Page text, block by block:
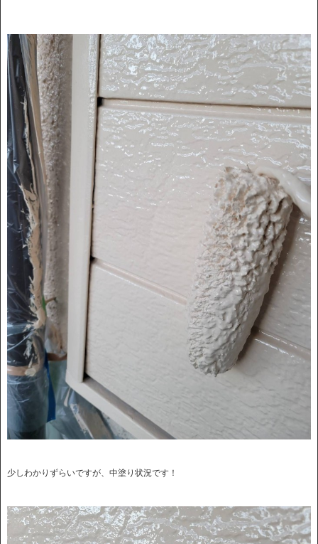
少しわかりずらいですが、中塗り状況です！